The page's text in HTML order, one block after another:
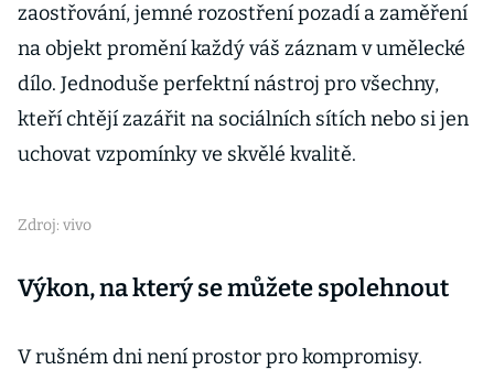
zaostřování, jemné rozostření pozadí a zaměření
na objekt promění každý váš záznam v umělecké
dílo. Jednoduše perfektní nástroj pro všechny,
kteří chtějí zazářit na sociálních sítích nebo si jen
uchovat vzpomínky ve skvělé kvalitě.
Zdroj: vivo
Výkon, na který se můžete spolehnout
V rušném dni není prostor pro kompromisy.